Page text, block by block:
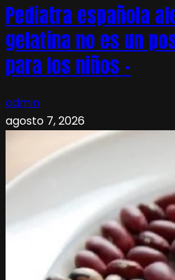
Pediatra española
gelatina no es un
para los niños –
admin
agosto 7, 2026